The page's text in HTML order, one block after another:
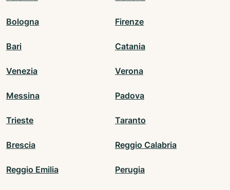
Bologna Firenze
Bari Catania
Venezia Verona
Messina Padova
Trieste Taranto
Brescia Reggio Calabria
Reggio Emilia Perugia